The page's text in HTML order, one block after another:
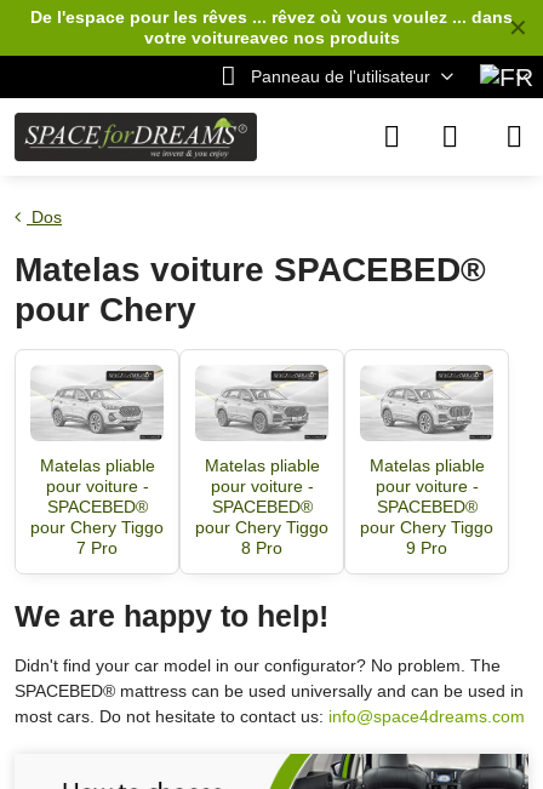
✕
De l'espace pour les rêves ... rêvez où vous voulez ... dans
votre voitureavec nos produits
Panneau de l'utilisateur
Dos
Matelas voiture SPACEBED®
pour Chery
Matelas pliable
pour voiture -
SPACEBED®
pour Chery Tiggo
7 Pro
Matelas pliable
pour voiture -
SPACEBED®
pour Chery Tiggo
8 Pro
Matelas pliable
pour voiture -
SPACEBED®
pour Chery Tiggo
9 Pro
We are happy to help!
Didn't find your car model in our configurator? No problem. The
SPACEBED® mattress can be used universally and can be used in
most cars. Do not hesitate to contact us: info@space4dreams.com